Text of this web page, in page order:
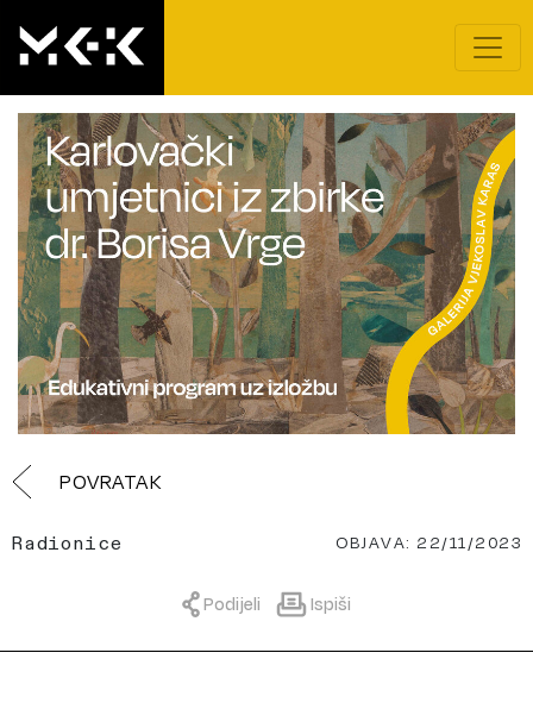
POVRATAK
Radionice OBJAVA: 22/11/2023
Podijeli Ispiši